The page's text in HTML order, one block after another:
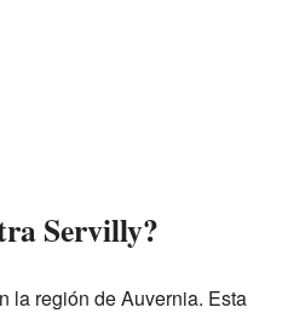
Servilly?
la región de Auvernia. Esta